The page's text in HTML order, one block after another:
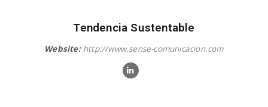
Tendencia Sustentable
Website: http://www.sense-comunicacion.com